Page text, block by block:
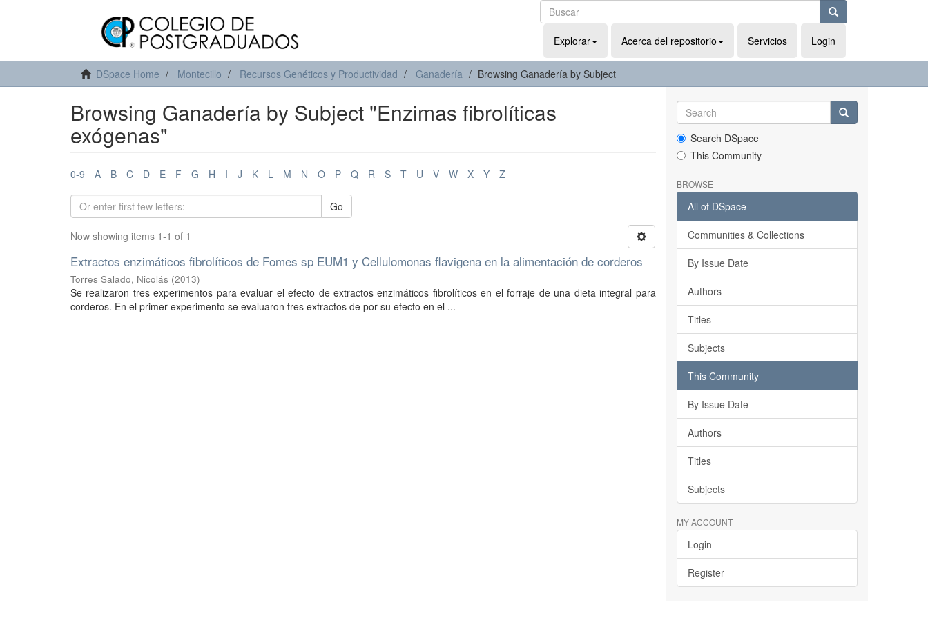
Explorar Acerca del repositorio Servicios Login
DSpace Home Montecillo Recursos Genéticos y Productividad Ganadería Browsing Ganadería by Subject
Browsing Ganadería by Subject "Enzimas fibrolíticas
exógenas"
0-9 A B C D E F G H I J K L M N O P Q R S T U V W X Y Z
Go
Now showing items 1-1 of 1
Extractos enzimáticos fibrolíticos de Fomes sp EUM1 y Cellulomonas flavigena en la alimentación de corderos
Torres Salado, Nicolás (2013)
Se realizaron tres experimentos para evaluar el efecto de extractos enzimáticos fibrolíticos en el forraje de una dieta integral para
corderos. En el primer experimento se evaluaron tres extractos de por su efecto en el ...
Search DSpace
This Community
BROWSE
All of DSpace
Communities & Collections
By Issue Date
Authors
Titles
Subjects
This Community
By Issue Date
Authors
Titles
Subjects
MY ACCOUNT
Login
Register